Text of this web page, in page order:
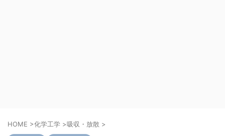
HOME >化学工学 >吸収・放散 >